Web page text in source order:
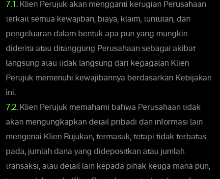
7.1. Klien Perujuk akan mengganti kerugian Perusahaan
terkait semua kewajiban, biaya, klaim, tuntutan, dan
pengeluaran dalam bentuk apa pun yang mungkin
diderita atau ditanggung Perusahaan sebagai akibat
langsung atau tidak langsung dari kegagalan Klien
Perujuk memenuhi kewajibannya berdasarkan Kebijakan
ini.
7.2. Klien Perujuk memahami bahwa Perusahaan tidak
akan mengungkapkan detail pribadi dan informasi lain
mengenai Klien Rujukan, termasuk, tetapi tidak terbatas
pada, jumlah dana yang didepositkan atau jumlah
transaksi, atau detail lain kepada pihak ketiga mana pun,